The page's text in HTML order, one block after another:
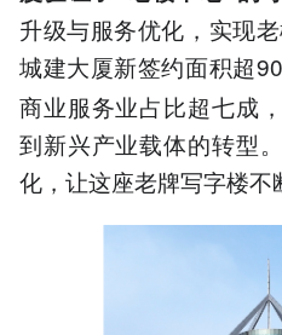
升级与服务优化，实现
城建大厦新签约面积超9
商业服务业占比超七成
到新兴产业载体的转型
化，让这座老牌写字楼不